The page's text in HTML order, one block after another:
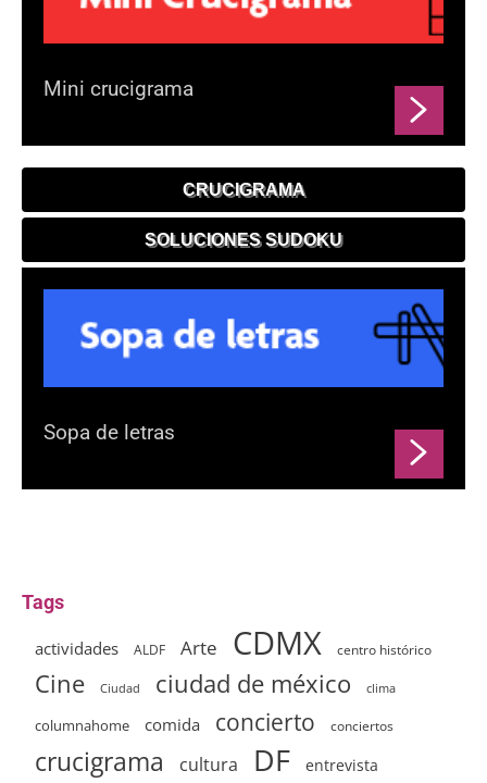
Mini crucigrama
CRUCIGRAMA
SOLUCIONES SUDOKU
Sopa de letras
Tags
actividades ALDF Arte CDMX centro histórico
Cine Ciudad ciudad de méxico clima
columnahome comida concierto conciertos
crucigrama cultura DF entrevista